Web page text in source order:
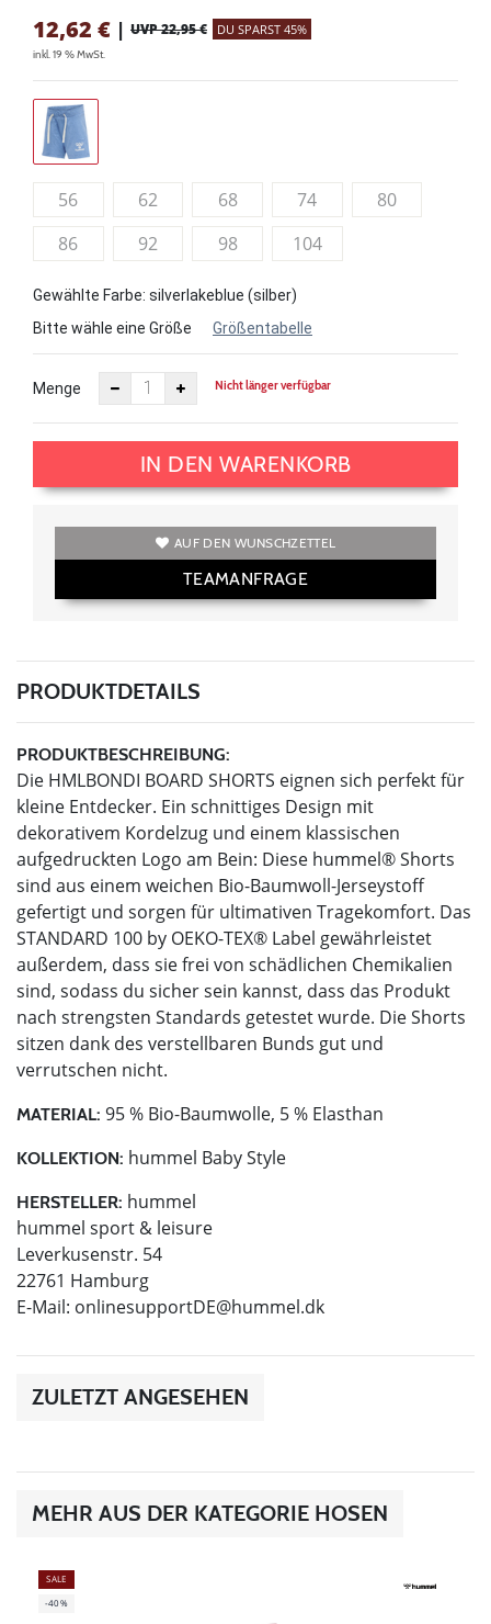
12,62 € | UVP 22,95 € DU SPARST 45%
inkl. 19 % MwSt.
56 62 68 74
80
86
92 98 104
Gewählte Farbe: silverlakeblue (silber)
Bitte wähle eine Größe
Größentabelle
Menge Nicht länger verfügbar
IN DEN WARENKORB
AUF DEN WUNSCHZETTEL
TEAMANFRAGE
PRODUKTDETAILS
PRODUKTBESCHREIBUNG:
Die HMLBONDI BOARD SHORTS eignen sich perfekt für
kleine Entdecker. Ein schnittiges Design mit
dekorativem Kordelzug und einem klassischen
aufgedruckten Logo am Bein: Diese hummel® Shorts
sind aus einem weichen Bio-Baumwoll-Jerseystoff
gefertigt und sorgen für ultimativen Tragekomfort. Das
STANDARD 100 by OEKO-TEX® Label gewährleistet
außerdem, dass sie frei von schädlichen Chemikalien
sind, sodass du sicher sein kannst, dass das Produkt
nach strengsten Standards getestet wurde. Die Shorts
sitzen dank des verstellbaren Bunds gut und
verrutschen nicht.
MATERIAL: 95 % Bio-Baumwolle, 5 % Elasthan
KOLLEKTION: hummel Baby Style
HERSTELLER: hummel
hummel sport & leisure
Leverkusenstr. 54
22761 Hamburg
E-Mail: onlinesupportDE@hummel.dk
ZULETZT ANGESEHEN
MEHR AUS DER KATEGORIE HOSEN
SALE
-40%